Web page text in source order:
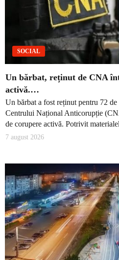
SOCIAL
Un bărbat, reținut de CNA
activă.…
Un bărbat a fost reținut pentru 72
Centrului Național Anticorupție
de corupere activă. Potrivit
7 august 2026